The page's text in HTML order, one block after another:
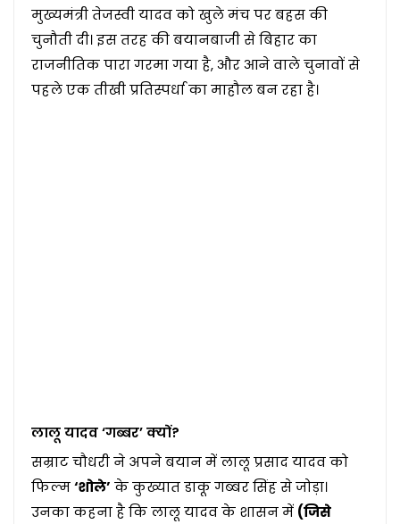
मुख्यमंत्री तेजस्वी यादव को खुले मंच पर बहस की
चुनौती दी। इस तरह की बयानबाजी से बिहार का
राजनीतिक पारा गरमा गया है, और आने वाले चुनावों से
पहले एक तीखी प्रतिस्पर्धा का माहौल बन रहा है।
लालू यादव ‘गब्बर’ क्यों?
सम्राट चौधरी ने अपने बयान में लालू प्रसाद यादव को
फिल्म‘शोले’ के कुख्यात डाकू गब्बर सिंह से जोड़ा।
उनका कहना है कि लालू यादव के शासन में (जिसे